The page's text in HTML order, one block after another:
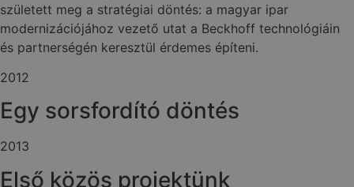
született meg a stratégiai döntés: a magyar ipar
modernizációjához vezető utat a Beckhoff technológiáin
és partnerségén keresztül érdemes építeni.
2012
Egy sorsfordító döntés
2013
Első közös projektünk